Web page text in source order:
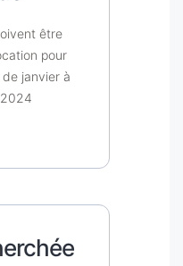
être
pour
janvier à